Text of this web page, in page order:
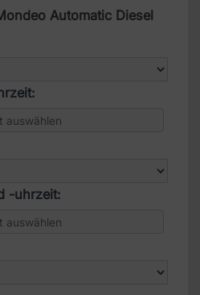
Automatic Diesel
-uhrzeit: